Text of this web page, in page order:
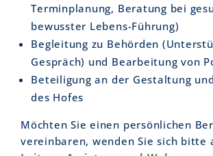
Terminplanung, Beratung bei
bewusster Lebens-Führung)
Begleitung zu Behörden
Gespräch) und Bearbeitung von
Beteiligung an der Gestaltung
des Hofes
Möchten Sie einen persönlichen
vereinbaren, wenden Sie sich bitte